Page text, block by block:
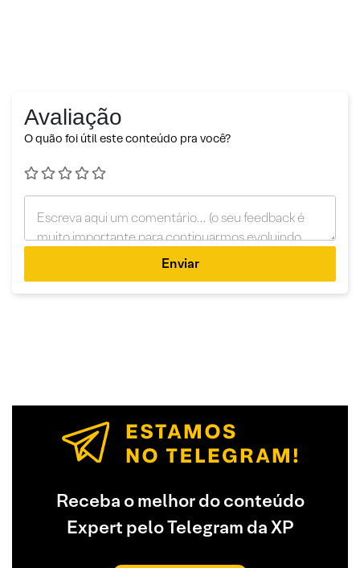
Avaliação
O quão foi útil este conteúdo pra você?
Enviar
Receba o melhor do conteúdo
Expert pelo Telegram da XP